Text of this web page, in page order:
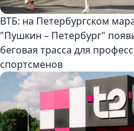
ВТБ: на Петербургском
"Пушкин – Петербург"
беговая трасса для
спортсменов